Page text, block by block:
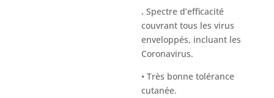
.Spectre d’efficacité
couvrant tous les virus
enveloppés, incluant les
Coronavirus.
• Très bonne tolérance
cutanée.